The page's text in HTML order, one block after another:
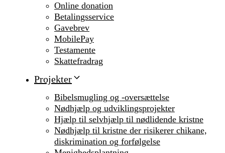
Online donation
Betalingsservice
Gavebrev
MobilePay
Testamente
Skattefradrag
Projekter
Bibelsmugling og -oversættelse
Nødhjælp og udviklingsprojekter
Hjælp til selvhjælp til nødlidende kristne
Nødhjælp til kristne der risikerer chikane,
diskrimination og forfølgelse